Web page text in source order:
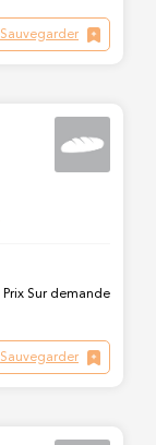
Sauvegarder
Prix Sur demande
Sauvegarder